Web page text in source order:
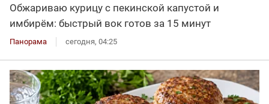
Обжариваю курицу с пекинской капустой и
имбирём: быстрый вок готов за 15 минут
Панорама сегодня, 04:25